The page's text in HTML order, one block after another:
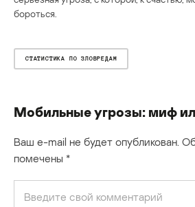
бороться.
СТАТИСТИКА ПО ЗЛОВРЕДАМ
Мобильные угрозы: миф
Ваш e-mail не будет опубликован.
помечены *